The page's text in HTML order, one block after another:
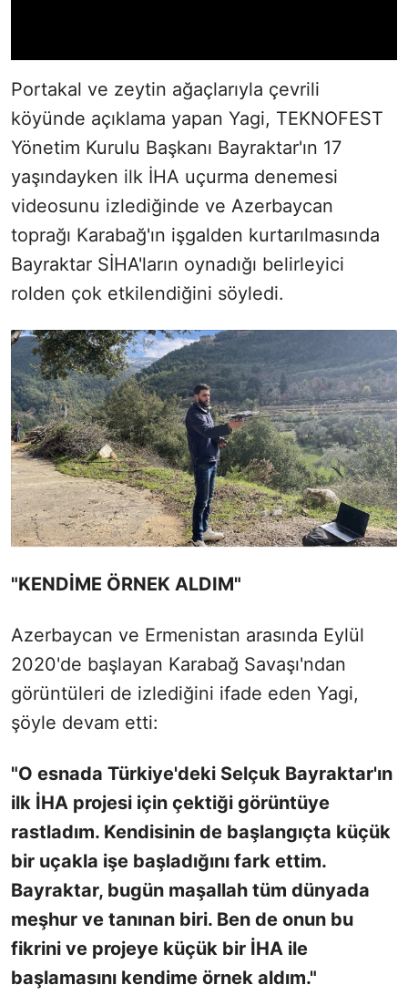
Portakal ve zeytin ağaçlarıyla çevrili
köyünde açıklama yapan Yagi, ​​​​​​​TEKNOFEST
Yönetim Kurulu Başkanı Bayraktar'ın 17
yaşındayken ilk İHA uçurma denemesi
videosunu izlediğinde ve Azerbaycan
toprağı Karabağ'ın işgalden kurtarılmasında
Bayraktar SİHA'ların oynadığı belirleyici
rolden çok etkilendiğini söyledi.
"KENDİME ÖRNEK ALDIM"
Azerbaycan ve Ermenistan arasında Eylül
2020'de başlayan Karabağ Savaşı'ndan
görüntüleri de izlediğini ifade eden Yagi,
şöyle devam etti:
"O esnada Türkiye'deki Selçuk Bayraktar'ın
ilk İHA projesi için çektiği görüntüye
rastladım. Kendisinin de başlangıçta küçük
bir uçakla işe başladığını fark ettim.
Bayraktar, bugün maşallah tüm dünyada
meşhur ve tanınan biri. Ben de onun bu
fikrini ve projeye küçük bir İHA ile
başlamasını kendime örnek aldım."